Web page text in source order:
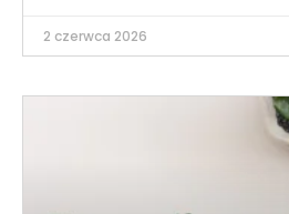
2 czerwca 2026